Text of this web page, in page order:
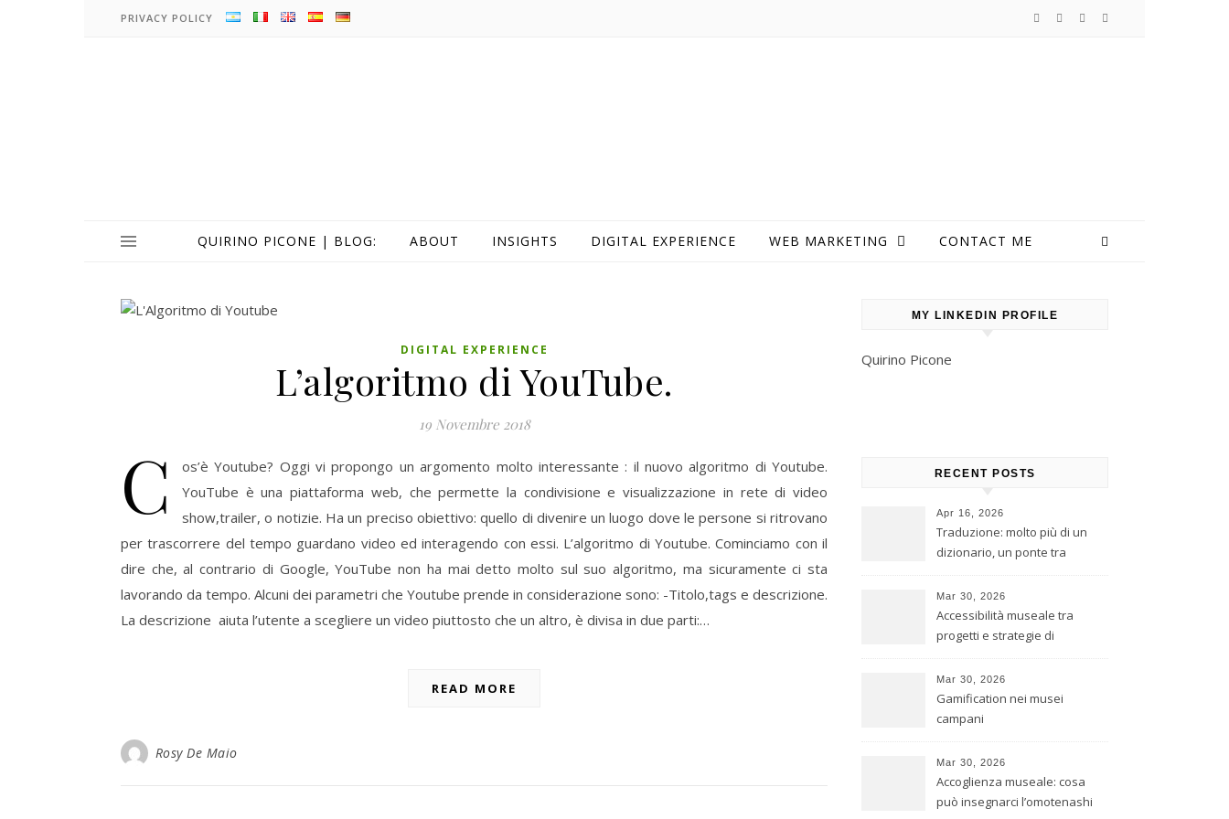
PRIVACY POLICY
QUIRINO PICONE | BLOG: ABOUT INSIGHTS DIGITAL EXPERIENCE WEB MARKETING CONTACT ME
DIGITAL EXPERIENCE
L’algoritmo di YouTube.
19 Novembre 2018
C
os’è Youtube? Oggi vi propongo un argomento molto interessante : il nuovo algoritmo di Youtube.
YouTube è una piattaforma web, che permette la condivisione e visualizzazione in rete di video
show,trailer, o notizie. Ha un preciso obiettivo: quello di divenire un luogo dove le persone si ritrovano
per trascorrere del tempo guardano video ed interagendo con essi. L’algoritmo di Youtube. Cominciamo con il
dire che, al contrario di Google, YouTube non ha mai detto molto sul suo algoritmo, ma sicuramente ci sta
lavorando da tempo. Alcuni dei parametri che Youtube prende in considerazione sono: -Titolo,tags e descrizione.
La descrizione aiuta l’utente a scegliere un video piuttosto che un altro, è divisa in due parti:…
READ MORE
Rosy De Maio
MY LINKEDIN PROFILE
Quirino Picone
RECENT POSTS
Apr 16, 2026
Traduzione: molto più di un
dizionario, un ponte tra
Mar 30, 2026
Accessibilità museale tra
progetti e strategie di
Mar 30, 2026
Gamification nei musei
campani
Mar 30, 2026
Accoglienza museale: cosa
può insegnarci l’omotenashi